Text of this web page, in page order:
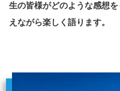
生の皆様がどのような感想を
えながら楽しく語ります。